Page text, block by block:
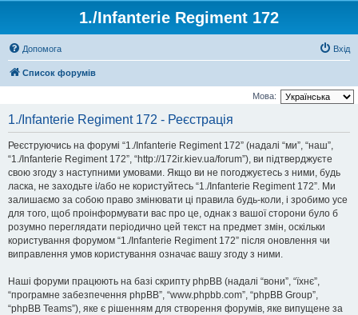
1./Infanterie Regiment 172
Допомога Вхід
Список форумів
Мова:
1./Infanterie Regiment 172 - Реєстрація
Реєструючись на форумі “1./Infanterie Regiment 172” (надалі “ми”, “наш”,
“1./Infanterie Regiment 172”, “http://172ir.kiev.ua/forum”), ви підтверджуєте
свою згоду з наступними умовами. Якщо ви не погоджуєтесь з ними, будь
ласка, не заходьте і/або не користуйтесь “1./Infanterie Regiment 172”. Ми
залишаємо за собою право змінювати ці правила будь-коли, і зробимо усе
для того, щоб проінформувати вас про це, однак з вашої сторони було б
розумно переглядати періодично цей текст на предмет змін, оскільки
користування форумом “1./Infanterie Regiment 172” після оновлення чи
виправлення умов користування означає вашу згоду з ними.
Наші форуми працюють на базі скрипту phpBB (надалі “вони”, “їхнє”,
“програмне забезпечення phpBB”, “www.phpbb.com”, “phpBB Group”,
“phpBB Teams”), яке є рішенням для створення форумів, яке випущене за